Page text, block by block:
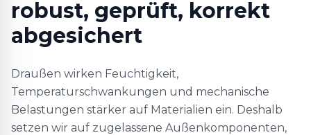
robust, geprüft, korrekt
abgesichert
Draußen wirken Feuchtigkeit,
Temperaturschwankungen und mechanische
Belastungen stärker auf Materialien ein. Deshalb
setzen wir auf zugelassene Außenkomponenten,